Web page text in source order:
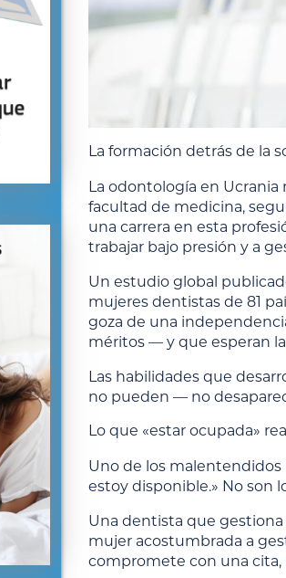
La formación detrás de la
La odontología en Ucrania
facultad de medicina,
una carrera en esta
trabajar bajo presión y a
Un estudio global
mujeres dentistas de 81
goza de una
méritos — y que esperan
Las habilidades que
no pueden — no
Lo que «estar ocupada»
Uno de los
estoy disponible.» No son
Una dentista que gestiona
mujer acostumbrada a
compromete con una cita,